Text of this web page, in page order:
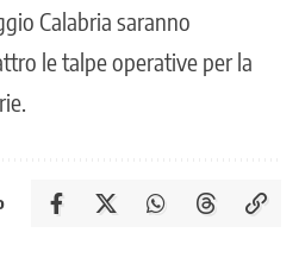
Calabria saranno
le talpe operative per la